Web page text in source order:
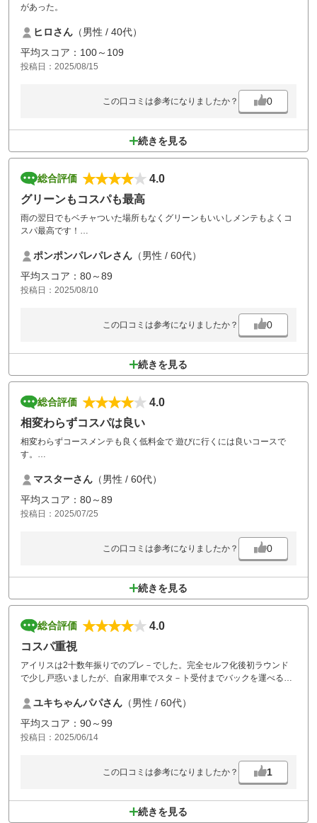
があった。
ヒロさん （男性 / 40代）
平均スコア：100～109
投稿日：2025/08/15
この口コミは参考になりましたか？ 0
続きを見る
総合評価
4.0
グリーンもコスパも最高
雨の翌日でもベチャついた場所もなくグリーンもいいしメンテもよくコ
スパ最高です！
購入した券にハンコでも押してゴルフをやったという確認にしてまた風
呂に入れるようにしてもらえたら助かります。
ポンポンパレパレさん （男性 / 60代）
平均スコア：80～89
投稿日：2025/08/10
この口コミは参考になりましたか？ 0
続きを見る
総合評価
4.0
相変わらずコスパは良い
相変わらずコースメンテも良く低料金で 遊びに行くには良いコースで
す。
た。
また、昼食付きプランが復活してくれると まだまだ行く機会が増えると
思います。
マスターさん （男性 / 60代）
平均スコア：80～89
投稿日：2025/07/25
この口コミは参考になりましたか？ 0
続きを見る
総合評価
4.0
コスパ重視
アイリスは2十数年振りでのプレ－でした。完全セルフ化後初ラウンド
で少し戸惑いましたが、自家用車でスタ－ト受付までバックを運べるの
コ－スメンテ状態も悪くなく意外と綺麗でした。ただティ－グランドか
らコ－スに向けての視界が狭く感じそのせいか、他コ－スでのＯＢは0
～１発程度ですが、今回は４発で100切れませんでしたが楽しい一日で
した。
ユキちゃんパパさん （男性 / 60代）
平均スコア：90～99
投稿日：2025/06/14
この口コミは参考になりましたか？ 1
続きを見る